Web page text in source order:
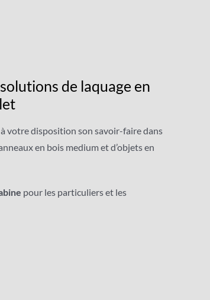
de laquage en
votre disposition son savoir-faire dans
en bois medium et d’objets en
pour les particuliers et les